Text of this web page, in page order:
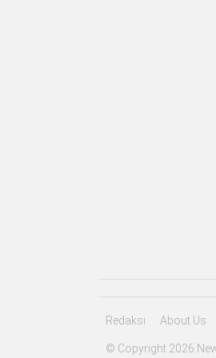
Redaksi About Us
© Copyright 2026